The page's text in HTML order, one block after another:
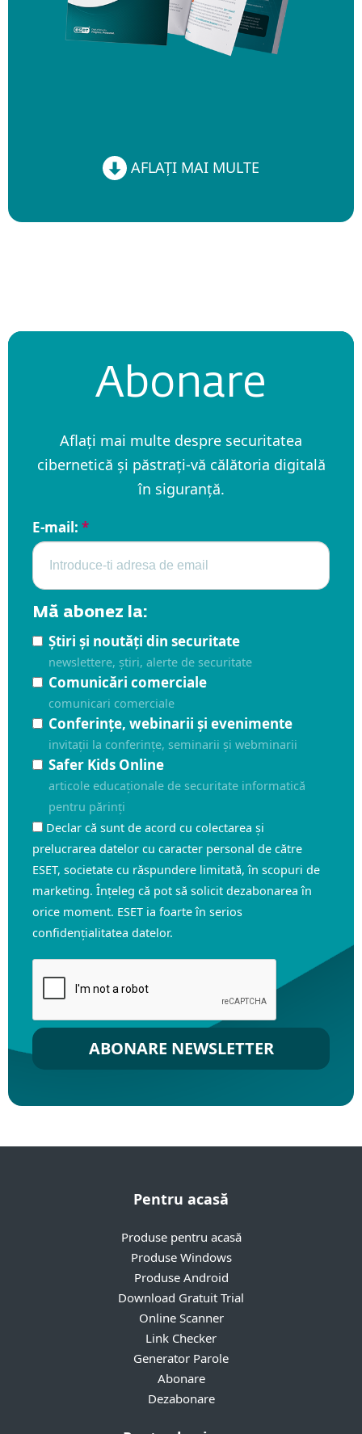
AFLAȚI MAI MULTE
Abonare
Aflați mai multe despre securitatea
cibernetică și păstrați-vă călătoria digitală
în siguranță.
E-mail: *
Mă abonez la:
Știri și noutăți din securitate
newslettere, știri, alerte de securitate
Comunicări comerciale
comunicari comerciale
Conferințe, webinarii și evenimente
invitații la conferințe, seminarii și webminarii
Safer Kids Online
articole educaționale de securitate informatică
pentru părinți
Declar că sunt de acord cu colectarea și
prelucrarea datelor cu caracter personal de către
ESET, societate cu răspundere limitată, în scopuri de
marketing. Înțeleg că pot să solicit dezabonarea în
orice moment. ESET ia foarte în serios
confidențialitatea datelor.
Pentru acasă
Produse pentru acasă
Produse Windows
Produse Android
Download Gratuit Trial
Online Scanner
Link Checker
Generator Parole
Abonare
Dezabonare